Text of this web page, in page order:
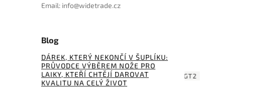
Email: info@widetrade.cz
Blog
DÁREK, KTERÝ NEKONČÍ V ŠUPLÍKU:
PRŮVODCE VÝBĚREM NOŽE PRO
LAIKY, KTEŘÍ CHTĚJÍ DAROVAT
KVALITU NA CELÝ ŽIVOT
Kód:SRM251MBGT2